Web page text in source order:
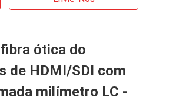
ótica do
de HDMI/SDI com
milímetro LC -